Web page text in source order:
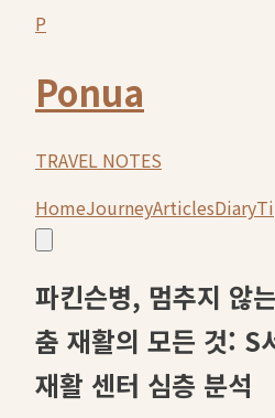
P
Ponua
TRAVEL NOTES
HomeJourneyArticlesDiary
파킨슨병, 멈추지 않
춤 재활의 모든 것: S
재활 센터 심층 분석